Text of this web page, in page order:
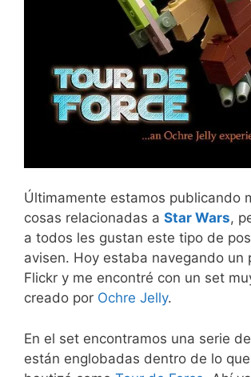
Últimamente estamos publicando
cosas relacionadas a Star Wars,
a todos les gustan este tipo de
avisen. Hoy estaba navegando un
Flickr y me encontré con un set
creado por Ochre Jelly.
En el set encontramos una serie
están englobadas dentro de lo